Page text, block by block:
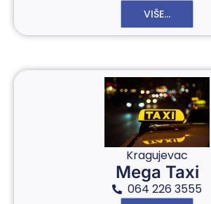
VIŠE...
Kragujevac
Mega Taxi
064 226 3555